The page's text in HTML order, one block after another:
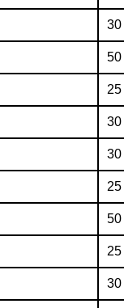
30
50
30
30
50
30